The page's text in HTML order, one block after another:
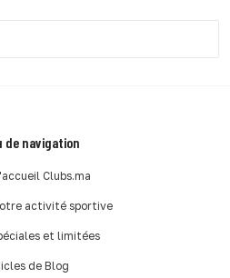
de navigation
Clubs.ma
activité sportive
et limitées
de Blog